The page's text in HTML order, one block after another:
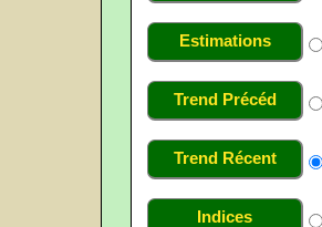
Estimations
Trend Précéd
Trend Récent
Indices